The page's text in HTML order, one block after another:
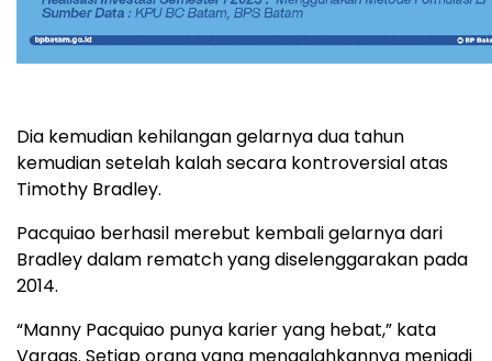
Dia kemudian kehilangan gelarnya dua tahun
kemudian setelah kalah secara kontroversial atas
Timothy Bradley.
Pacquiao berhasil merebut kembali gelarnya dari
Bradley dalam rematch yang diselenggarakan pada
2014.
“Manny Pacquiao punya karier yang hebat,” kata